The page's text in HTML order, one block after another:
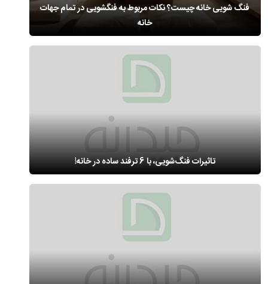
فنگ شویی خانه چیست؟ نکات مربوط به فنگشویی در تمام جهات
خانه
تاثیرات فنگ‌شویی، با 6 ترفند ساده در خانه!